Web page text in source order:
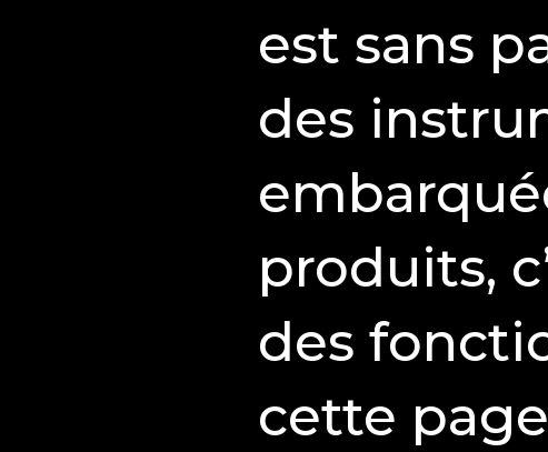
est sans
des
produits,
des
cette